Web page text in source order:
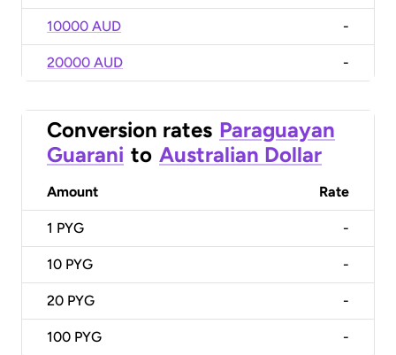
10000 AUD -
20000 AUD -
Conversion rates Paraguayan
Guarani to Australian Dollar
Amount Rate
1 PYG -
10 PYG -
20 PYG -
100 PYG -